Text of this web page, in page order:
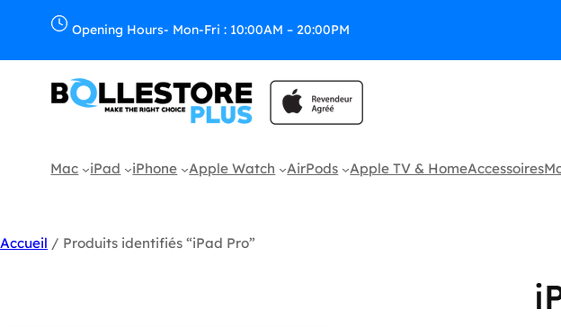
Opening Hours- Mon-Fri : 10:00AM – 20:00PM
Mac iPad iPhone Apple Watch AirPods Apple TV & HomeAccessoires
Accueil / Produits identifiés “iPad Pro”